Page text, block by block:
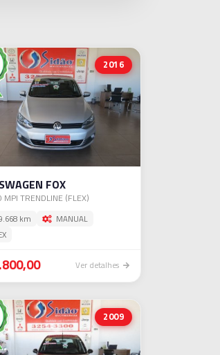
2016
FOX
MPI TRENDLINE (FLEX)
km
MANUAL
Ver detalhes
2009